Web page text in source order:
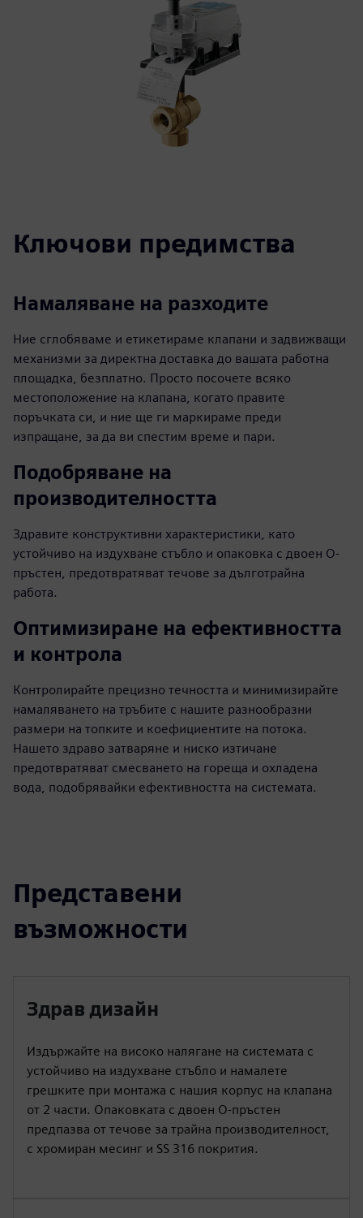
Ключови предимства
Намаляване на разходите
Ние сглобяваме и етикетираме клапани и задвижващи
механизми за директна доставка до вашата работна
площадка, безплатно. Просто посочете всяко
местоположение на клапана, когато правите
поръчката си, и ние ще ги маркираме преди
изпращане, за да ви спестим време и пари.
Подобряване на
производителността
Здравите конструктивни характеристики, като
устойчиво на издухване стъбло и опаковка с двоен O-
пръстен, предотвратяват течове за дълготрайна
работа.
Оптимизиране на ефективността
и контрола
Контролирайте прецизно течността и минимизирайте
намаляването на тръбите с нашите разнообразни
размери на топките и коефициентите на потока.
Нашето здраво затваряне и ниско изтичане
предотвратяват смесването на гореща и охладена
вода, подобрявайки ефективността на системата.
Представени
възможности
Здрав дизайн
Издържайте на високо налягане на системата с
устойчиво на издухване стъбло и намалете
грешките при монтажа с нашия корпус на клапана
от 2 части. Опаковката с двоен О-пръстен
предпазва от течове за трайна производителност,
с хромиран месинг и SS 316 покрития.